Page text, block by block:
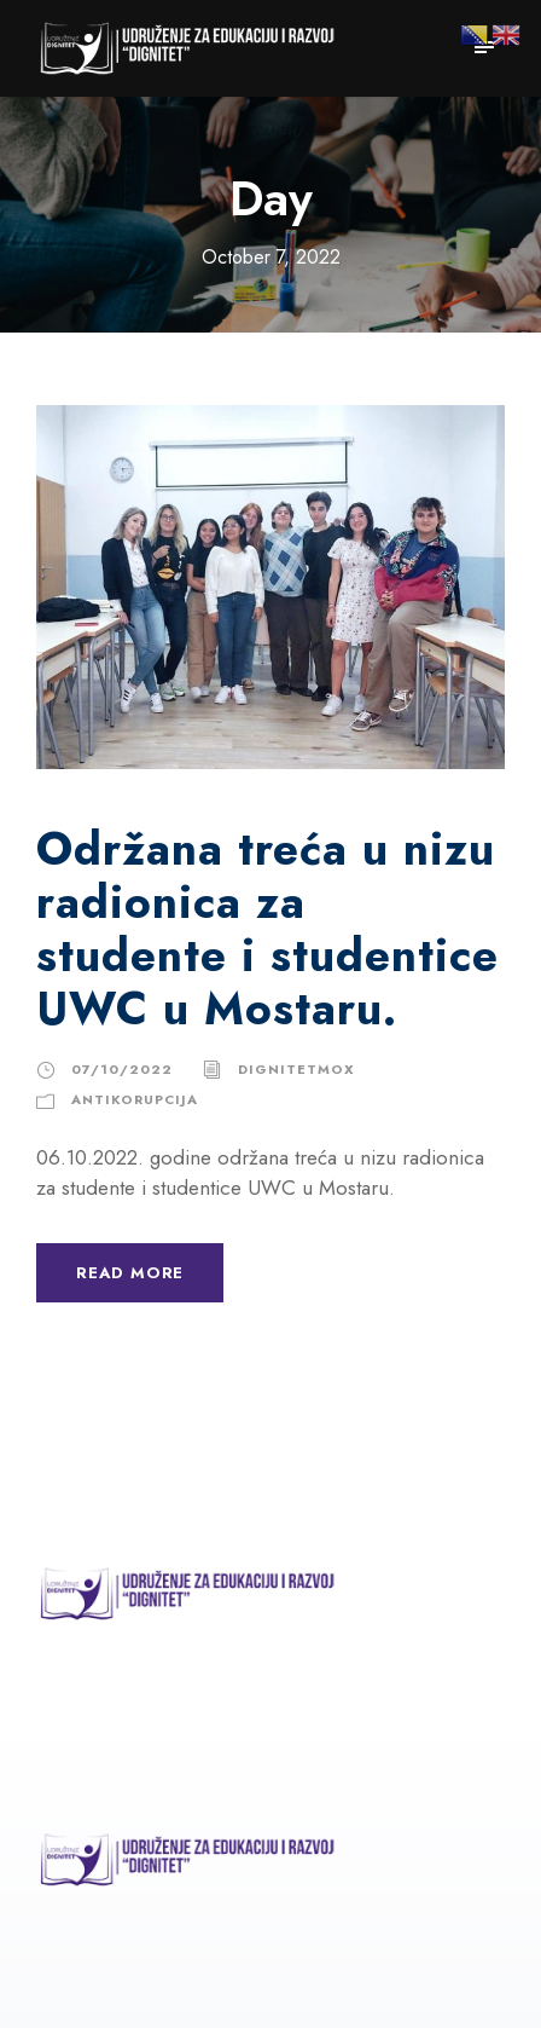
Day
October 7, 2022
Održana treća u nizu
radionica za
studente i studentice
UWC u Mostaru.
07/10/2022
DIGNITETMOX
ANTIKORUPCIJA
06.10.2022. godine održana treća u nizu radionica
za studente i studentice UWC u Mostaru.
READ MORE